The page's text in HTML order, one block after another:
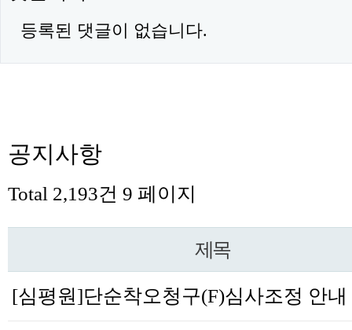
등록된 댓글이 없습니다.
공지사항
Total 2,193건 9 페이지
제목
[심평원]단순착오청구(F)심사조정 안내